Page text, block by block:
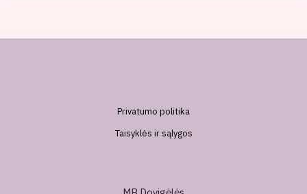
Privatumo politika
Taisyklės ir sąlygos